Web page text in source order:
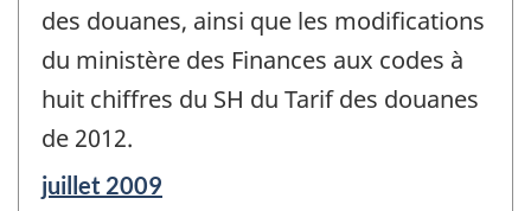
des douanes, ainsi que les modifications
du ministère des Finances aux codes à
huit chiffres du SH du Tarif des douanes
de 2012.
Période
juillet 2009